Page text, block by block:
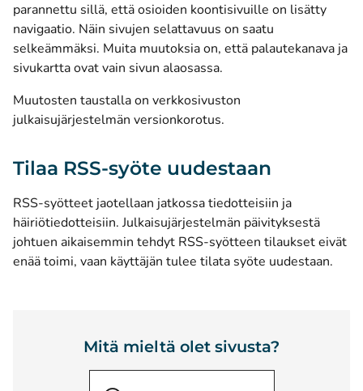
parannettu sillä, että osioiden koontisivuille on lisätty
navigaatio. Näin sivujen selattavuus on saatu
selkeämmäksi. Muita muutoksia on, että palautekanava ja
sivukartta ovat vain sivun alaosassa.
Muutosten taustalla on verkkosivuston
julkaisujärjestelmän versionkorotus.
Tilaa RSS-syöte uudestaan
RSS-syötteet jaotellaan jatkossa tiedotteisiin ja
häiriötiedotteisiin. Julkaisujärjestelmän päivityksestä
johtuen aikaisemmin tehdyt RSS-syötteen tilaukset eivät
enää toimi, vaan käyttäjän tulee tilata syöte uudestaan.
Mitä mieltä olet sivusta?